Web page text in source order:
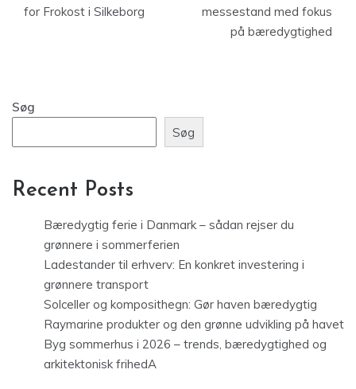
for Frokost i Silkeborg
messestand med fokus
på bæredygtighed
Søg
Søg
Recent Posts
Bæredygtig ferie i Danmark – sådan rejser du
grønnere i sommerferien
Ladestander til erhverv: En konkret investering i
grønnere transport
Solceller og komposithegn: Gør haven bæredygtig
Raymarine produkter og den grønne udvikling på havet
Byg sommerhus i 2026 – trends, bæredygtighed og
arkitektonisk frihedA